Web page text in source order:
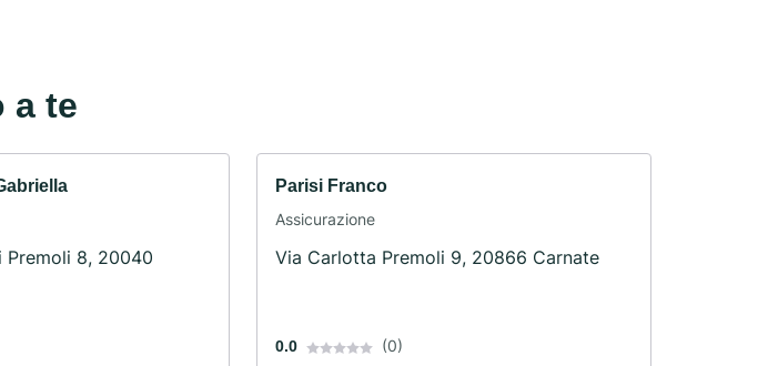
a te
Premoli 8, 20040
Parisi Franco
Assicurazione
Via Carlotta Premoli 9, 20866 Carnate
0.0 (0)